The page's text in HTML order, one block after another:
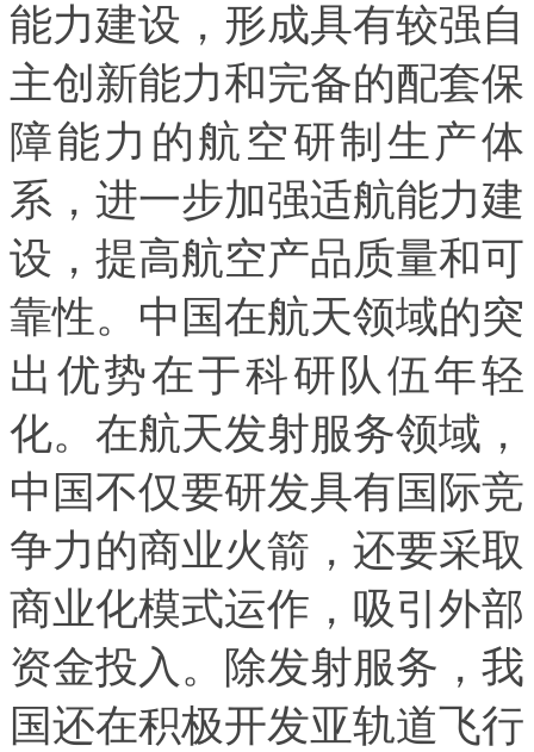
能力建设，形成具有较强自
主创新能力和完备的配套保
障能力的航空研制生产体
系，进一步加强适航能力建
设，提高航空产品质量和可
靠性。中国在航天领域的突
出优势在于科研队伍年轻
化。在航天发射服务领域，
中国不仅要研发具有国际竞
争力的商业火箭，还要采取
商业化模式运作，吸引外部
资金投入。除发射服务，我
国还在积极开发亚轨道飞行